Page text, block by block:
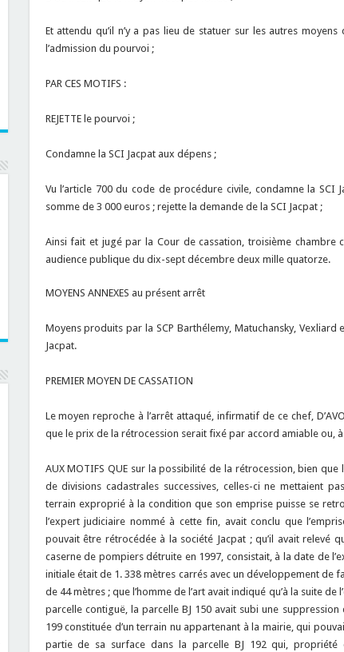
Et attendu qu’il n’y a pas lieu de statuer sur les autres
l’admission du pourvoi ;
PAR CES MOTIFS :
REJETTE le pourvoi ;
Condamne la SCI Jacpat aux dépens ;
Vu l’article 700 du code de procédure civile, condamne la SCI
somme de 3 000 euros ; rejette la demande de la SCI Jacpat ;
Ainsi fait et jugé par la Cour de cassation, troisième chambre
audience publique du dix-sept décembre deux mille quatorze.
MOYENS ANNEXES au présent arrêt
Moyens produits par la SCP Barthélemy, Matuchansky, Vexliard
Jacpat.
PREMIER MOYEN DE CASSATION
Le moyen reproche à l’arrêt attaqué, infirmatif de ce chef,
que le prix de la rétrocession serait fixé par accord amiable ou,
AUX MOTIFS QUE sur la possibilité de la rétrocession, bien
de divisions cadastrales successives, celles-ci ne mettaient
terrain exproprié à la condition que son emprise puisse se
l’expert judiciaire nommé à cette fin, avait conclu que
pouvait être rétrocédée à la société Jacpat ; qu’il avait relevé
caserne de pompiers détruite en 1997, consistait, à la date de
initiale était de 1. 338 mètres carrés avec un développement de
de 44 mètres ; que l’homme de l’art avait indiqué qu’à la suite
parcelle contiguë, la parcelle BJ 150 avait subi une
199 constituée d’un terrain nu appartenant à la mairie, qui
partie de sa surface dans la parcelle BJ 192 qui, propriété